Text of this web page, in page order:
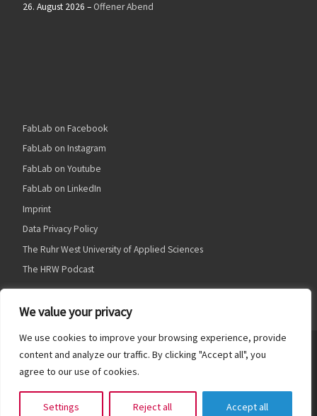
We value your privacy
We use cookies to improve your browsing experience, provide
content and analyze our traffic. By clicking "Accept all", you
agree to our use of cookies.
Settings Reject all Accept all
26. August 2026 – Offener Abend
FabLab on Facebook
FabLab on Instagram
FabLab on Youtube
FabLab on LinkedIn
Imprint
Data Privacy Policy
The Ruhr West University of Applied Sciences
The HRW Podcast
© 2026HRW FabLab– Alle Rechte vorbehalten
Präsentiert vonWP– Entworfen mit dem